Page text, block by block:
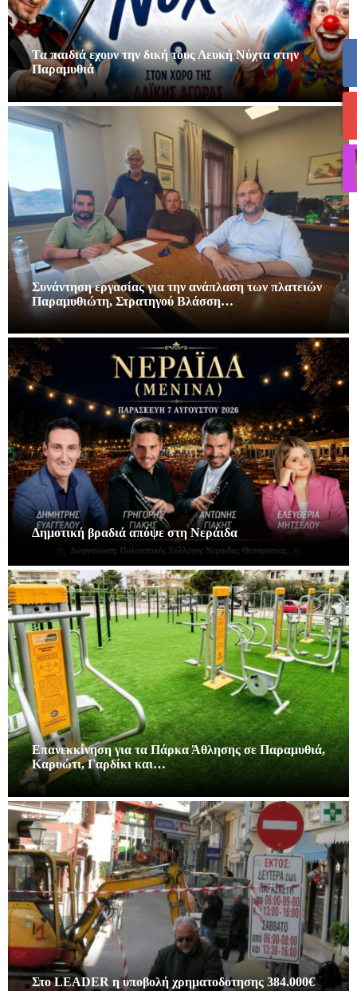
Τα παιδιά εχουν την δική τους Λευκή Νύχτα στην
Παραμυθιά
Συνάντηση εργασίας για την ανάπλαση των πλατειών
Παραμυθιώτη, Στρατηγού Βλάσση…
Δημοτική βραδιά απόψε στη Νεράιδα
Επανεκκίνηση για τα Πάρκα Άθλησης σε Παραμυθιά,
Καρυώτι, Γαρδίκι και…
Στο LEADER η υποβολή χρηματοδοτησης 384.000€